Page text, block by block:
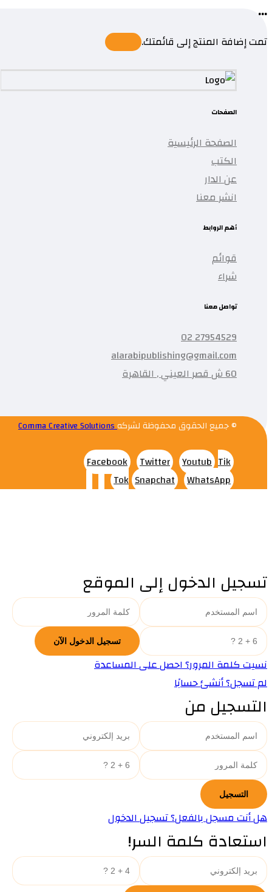
...
تمت إضافة المنتج إلى قائمتك.
الصفحات
الصفحة الرئيسية
الكتب
عن الدار
انشر معنا
أهم الروابط
قوائم
شراء
تواصل معنا
27954529 02
alarabipublishing@gmail.com
60 ش قصر العيني , القاهرة
© جميع الحقوق محفوظة لشركهComma Creative Solutions
Facebook Twitter Youtub Tik
Tok Snapchat WhatsApp
تسجيل الدخول إلى الموقع
نسيت كلمة المرور؟ احصل على المساعدة
لم تسجل؟ أنشئ حسابًا
التسجيل من
هل أنت مسجل بالفعل؟ تسجيل الدخول
استعادة كلمة السر!